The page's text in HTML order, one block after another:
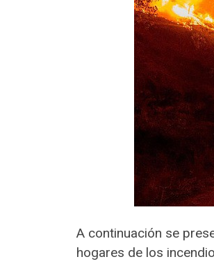
A continuación se
hogares de los